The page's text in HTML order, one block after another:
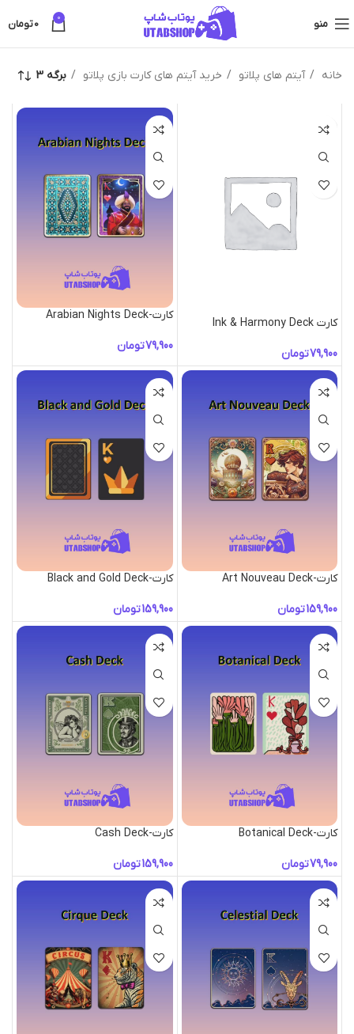
منو 0
0تومان
خانه آیتم های پلاتو خرید آیتم های کارت بازی پلاتو برگه 3
کارت Ink & Harmony Deck
تومان
کارت-Arabian Nights Deck
تومان
کارت-Art Nouveau Deck
تومان
کارت-Black and Gold Deck
تومان
کارت-Botanical Deck
تومان
کارت-Cash Deck
تومان